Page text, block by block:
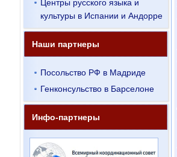
Центры русского языка и
культуры в Испании и Андорре
Наши партнеры
Посольство РФ в Мадриде
Генконсульство в Барселоне
Инфо-партнеры